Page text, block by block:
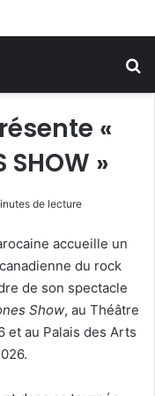
«
SHOW »
de lecture
accueille un
du rock
de son spectacle
Show, au Théâtre
et au Palais des Arts